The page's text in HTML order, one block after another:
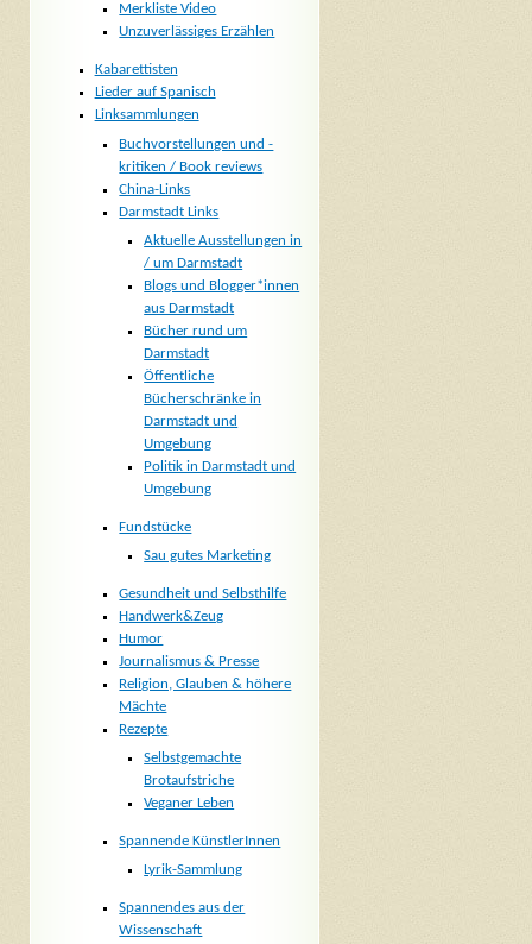
Merkliste Video
Unzuverlässiges Erzählen
Kabarettisten
Lieder auf Spanisch
Linksammlungen
Buchvorstellungen und -
kritiken / Book reviews
China-Links
Darmstadt Links
Aktuelle Ausstellungen in
/ um Darmstadt
Blogs und Blogger*innen
aus Darmstadt
Bücher rund um
Darmstadt
Öffentliche
Bücherschränke in
Darmstadt und
Umgebung
Politik in Darmstadt und
Umgebung
Fundstücke
Sau gutes Marketing
Gesundheit und Selbsthilfe
Handwerk&Zeug
Humor
Journalismus & Presse
Religion, Glauben & höhere
Mächte
Rezepte
Selbstgemachte
Brotaufstriche
Veganer Leben
Spannende KünstlerInnen
Lyrik-Sammlung
Spannendes aus der
Wissenschaft